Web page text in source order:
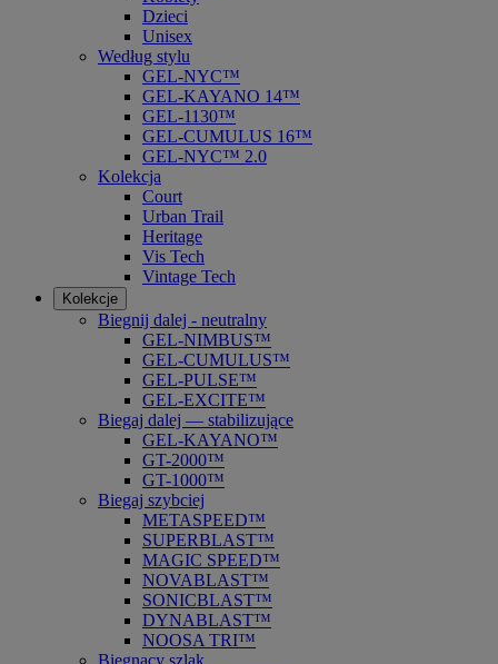
Dzieci
Unisex
Według stylu
GEL-NYC™
GEL-KAYANO 14™
GEL-1130™
GEL-CUMULUS 16™
GEL-NYC™ 2.0
Kolekcja
Court
Urban Trail
Heritage
Vis Tech
Vintage Tech
Kolekcje
Biegnij dalej - neutralny
GEL-NIMBUS™
GEL-CUMULUS™
GEL-PULSE™
GEL-EXCITE™
Biegaj dalej — stabilizujące
GEL-KAYANO™
GT-2000™
GT-1000™
Biegaj szybciej
METASPEED™
SUPERBLAST™
MAGIC SPEED™
NOVABLAST™
SONICBLAST™
DYNABLAST™
NOOSA TRI™
Biegnący szlak